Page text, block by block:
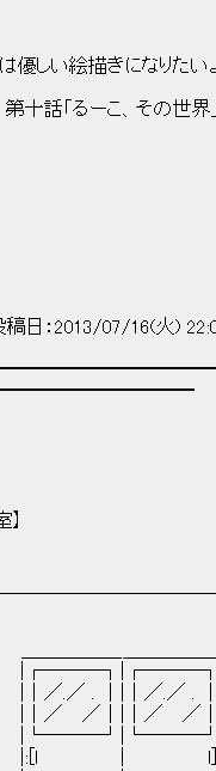
なりたいよう
その世界
稿日：2013/07/16(火)
_＿＿＿＿＿_
.／ . │|│／.／ . │|
／ ／│|│／
| |:[l |